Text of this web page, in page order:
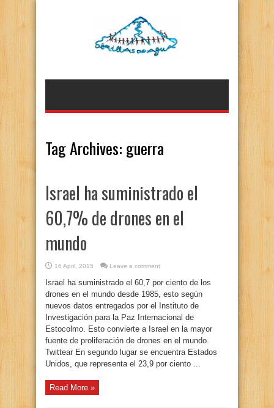
Tag Archives: guerra
Israel ha suministrado el
60,7% de drones en el
mundo
16 April, 2015 Leave a comment
Israel ha suministrado el 60,7 por ciento de los
drones en el mundo desde 1985, esto según
nuevos datos entregados por el Instituto de
Investigación para la Paz Internacional de
Estocolmo. Esto convierte a Israel en la mayor
fuente de proliferación de drones en el mundo.
Twittear En segundo lugar se encuentra Estados
Unidos, que representa el 23,9 por ciento ...
Read More »